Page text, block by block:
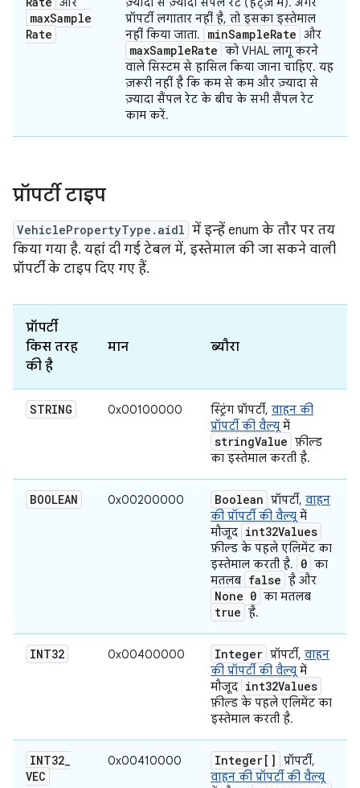
maxSample
Rate
प्रॉपर्टी लगातार नहीं है, तो इसका इस्तेमाल
नहीं किया जाता.
minSampleRate और
maxSampleRate को VHAL लागू करने
वाले सिस्टम से हासिल किया जाना चाहिए. यह
ज़रूरी नहीं है कि कम से कम और ज़्यादा से
ज़्यादा सैंपल रेट के बीच के सभी सैंपल रेट
काम करें.
प्रॉपर्टी टाइप
VehiclePropertyType.aidl में इन्हें enum के तौर पर तय
किया गया है. यहां दी गई टेबल में, इस्तेमाल की जा सकने वाली
प्रॉपर्टी के टाइप दिए गए हैं.
प्रॉपर्टी
किस तरह
की है
मान ब्यौरा
STRING 0x00100000 स्ट्रिंग प्रॉपर्टी, वाहन की
प्रॉपर्टी की वैल्यू में
stringValue फ़ील्ड
का इस्तेमाल करती है.
BOOLEAN 0x00200000 Boolean प्रॉपर्टी, वाहन
की प्रॉपर्टी की वैल्यू में
मौजूद int32Values
फ़ील्ड के पहले एलिमेंट का
इस्तेमाल करती है.
0 का
मतलब false है और
None 0 का मतलब
true है.
INT32 0x00400000 Integer प्रॉपर्टी, वाहन
की प्रॉपर्टी की वैल्यू में
मौजूद int32Values
फ़ील्ड के पहले एलिमेंट का
इस्तेमाल करती है.
INT32_
VEC
0x00410000 Integer[]
प्रॉपर्टी,
वाहन की प्रॉपर्टी की वैल्यू